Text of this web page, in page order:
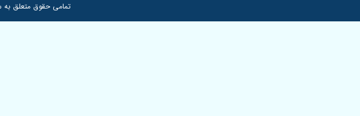
تمامی حقوق متعلق